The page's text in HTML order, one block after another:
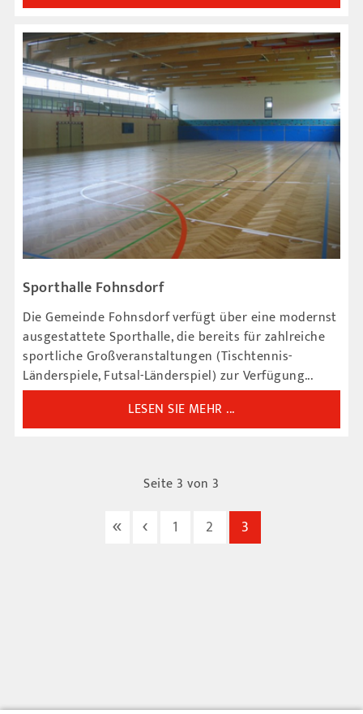
Sporthalle Fohnsdorf
Die Gemeinde Fohnsdorf verfügt über eine modernst
ausgestattete Sporthalle, die bereits für zahlreiche
sportliche Großveranstaltungen (Tischtennis-
Länderspiele, Futsal-Länderspiel) zur Verfügung...
LESEN SIE MEHR ...
Seite 3 von 3
« ‹ 1 2 3